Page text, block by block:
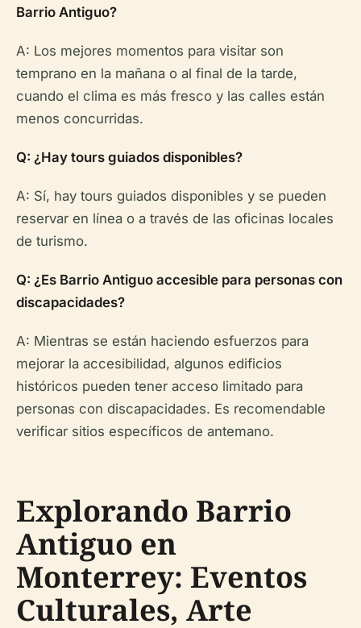
Barrio Antiguo?
A: Los mejores momentos para visitar son
temprano en la mañana o al final de la tarde,
cuando el clima es más fresco y las calles están
menos concurridas.
Q: ¿Hay tours guiados disponibles?
A: Sí, hay tours guiados disponibles y se pueden
reservar en línea o a través de las oficinas locales
de turismo.
Q: ¿Es Barrio Antiguo accesible para personas con
discapacidades?
A: Mientras se están haciendo esfuerzos para
mejorar la accesibilidad, algunos edificios
históricos pueden tener acceso limitado para
personas con discapacidades. Es recomendable
verificar sitios específicos de antemano.
Explorando Barrio
Antiguo en
Monterrey: Eventos
Culturales, Arte